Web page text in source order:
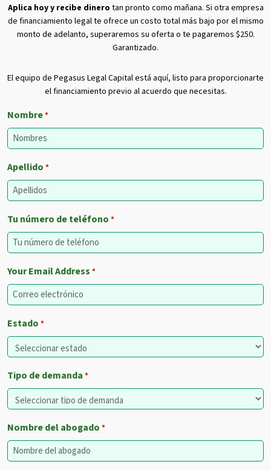
Aplica hoy y recibe dinero tan pronto como mañana. Si otra empresa
de financiamiento legal te ofrece un costo total más bajo por el mismo
monto de adelanto, superaremos su oferta o te pagaremos $250.
Garantizado.
El equipo de Pegasus Legal Capital está aquí, listo para proporcionarte
el financiamiento previo al acuerdo que necesitas.
Nombre*
Apellido *
Tu número de teléfono *
Your Email Address *
Estado *
Tipo de demanda *
Nombre del abogado *